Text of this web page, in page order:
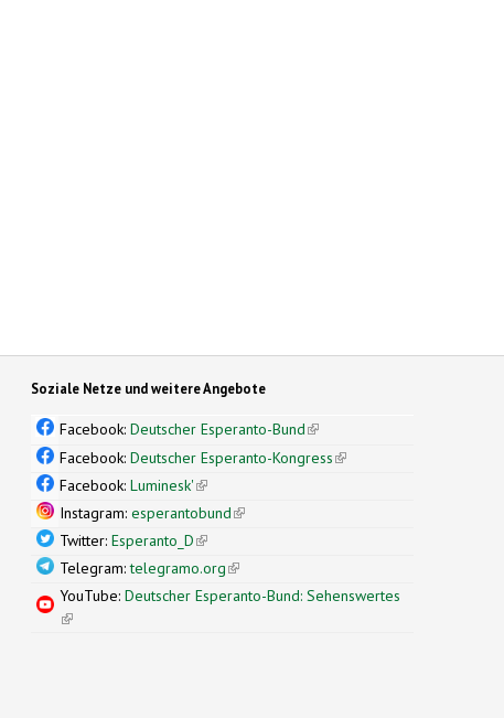
Soziale Netze und weitere Angebote
Facebook:Deutscher Esperanto-Bund(link is external)
Facebook:Deutscher Esperanto-Kongress(link is external)
Facebook:Luminesk'(link is external)
Instagram:esperantobund(link is external)
Twitter:Esperanto_D(link is external)
Telegram:telegramo.org(link is external)
YouTube:Deutscher Esperanto-Bund: Sehenswertes
(link is external)